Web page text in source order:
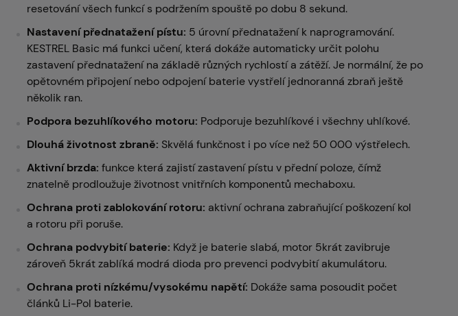
resetování všech funkcí s podržením spouště po dobu 8 sekund.
Nastavení přednatažení pístu: 5 úrovní přednatažení k naprogramování.
KESTREL Basic má funkci učení, která dokáže automaticky určit polohu
zastavení přednatažení na základě různých rychlostí a zátěží. Je normální, že po
opětovném připojení nebo odpojení baterie vystřelí jednoranná zbraň ještě
několik ran.
Podpora bezuhlíkového motoru: Podporuje bezuhlíkové i všechny uhlíkové.
Dlouhá životnost zbraně: Skvělá funkčnost i po více než 50 000 výstřelech.
Aktivní brzda: funkce která zajistí zastavení pístu v přední poloze, čímž
znatelně prodloužuje životnost vnitřních komponentů mechaboxu.
Ochrana proti zablokování rotoru: aktivní ochrana zabraňující poškození kol
a rotoru při poruše.
Ochrana podvybití baterie: Když je baterie slabá, motor 5krát zavibruje
zároveň 5krát zablíká modrá dioda pro prevenci podvybití akumulátoru.
Ochrana proti nízkému/vysokému napětí: Dokáže sama posoudit počet
článků Li-Pol baterie.